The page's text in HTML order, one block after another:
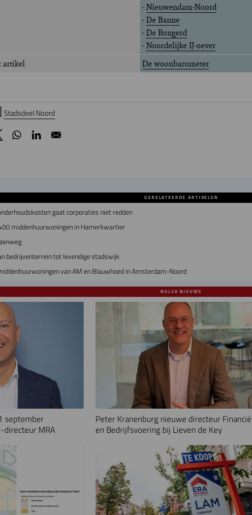
-Nieuwendam-Noord
-De Banne
-De Bongerd
-Noordelijke IJ-oever
artikel
De woonbarometer
Stadsdeel Noord
GERELATEERDE ARTIKELEN
gaat corporaties niet redden
middenhuurwoningen in Hamerkwartier
bedrijventerrein tot levendige stadswijk
van AM en Blauwhoed in Amsterdam-Noord
NUL20 NIEUWS
september
directeur MRA
Peter Kranenburg nieuwe directeur
en Bedrijfsvoering bij Lieven de Key